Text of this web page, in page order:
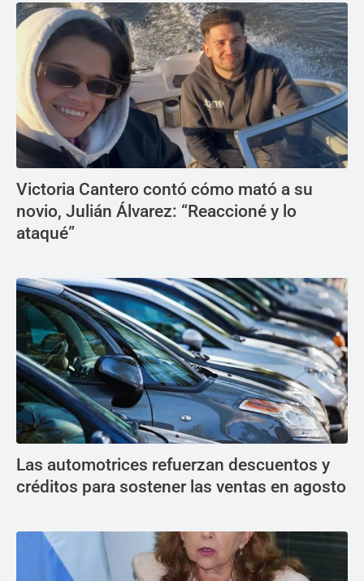
Victoria Cantero contó cómo mató a su
novio, Julián Álvarez: “Reaccioné y lo
ataqué”
Las automotrices refuerzan descuentos y
créditos para sostener las ventas en agosto